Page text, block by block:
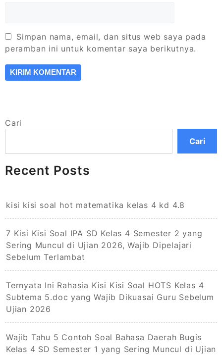
Simpan nama, email, dan situs web saya pada
peramban ini untuk komentar saya berikutnya.
Cari
Cari
Recent Posts
kisi kisi soal hot matematika kelas 4 kd 4.8
7 Kisi Kisi Soal IPA SD Kelas 4 Semester 2 yang
Sering Muncul di Ujian 2026, Wajib Dipelajari
Sebelum Terlambat
Ternyata Ini Rahasia Kisi Kisi Soal HOTS Kelas 4
Subtema 5.doc yang Wajib Dikuasai Guru Sebelum
Ujian 2026
Wajib Tahu 5 Contoh Soal Bahasa Daerah Bugis
Kelas 4 SD Semester 1 yang Sering Muncul di Ujian